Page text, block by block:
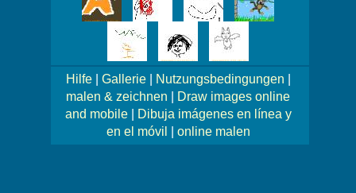
Bilder!
Hilfe| Gallerie| Nutzungsbedingungen
malen & zeichnen
Draw images online
and mobile|
Dibuja imágenes en línea y
en el móvil
online malen